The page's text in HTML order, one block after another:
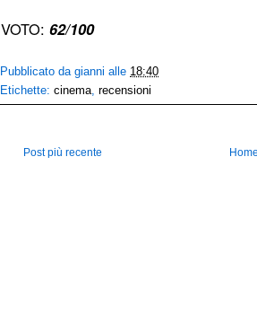
VOTO: 62/100
Pubblicato dagianni alle 18:40
Etichette:cinema,recensioni
Post più recente